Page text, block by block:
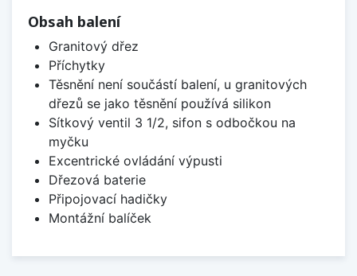
Obsah balení
Granitový dřez
Příchytky
Těsnění není součástí balení, u granitových
dřezů se jako těsnění používá silikon
Sítkový ventil 3 1/2, sifon s odbočkou na
myčku
Excentrické ovládání výpusti
Dřezová baterie
Připojovací hadičky
Montážní balíček